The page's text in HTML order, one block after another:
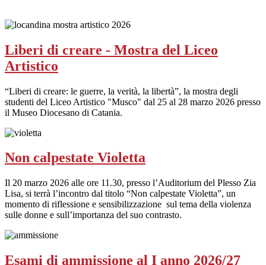
Liberi di creare - Mostra del Liceo
Artistico
“Liberi di creare: le guerre, la verità, la libertà”, la mostra degli
studenti del Liceo Artistico "Musco" dal 25 al 28 marzo 2026 presso
il Museo Diocesano di Catania.
Non calpestate Violetta
Il 20 marzo 2026 alle ore 11.30, presso l’Auditorium del Plesso Zia
Lisa, si terrà l’incontro dal titolo “Non calpestate Violetta”, un
momento di riflessione e sensibilizzazione sul tema della violenza
sulle donne e sull’importanza del suo contrasto.
Esami di ammissione al I anno 2026/27